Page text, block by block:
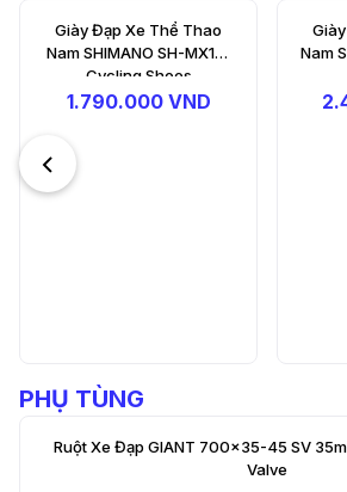
Giày Đạp Xe Thể Thao
Nam SHIMANO SH-GF400
2.490.000 VND
Giày
PHỤ TÙNG
Ruột Xe Đạp GIANT 700×35-45 SV
Valve